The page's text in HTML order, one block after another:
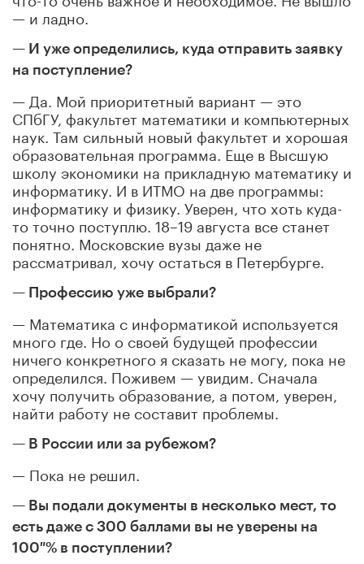
— и ладно.
— И уже определились, куда отправить заявку
на поступление?
— Да. Мой приоритетный вариант — это
СПбГУ, факультет математики и компьютерных
наук. Там сильный новый факультет и хорошая
образовательная программа. Еще в Высшую
школу экономики на прикладную математику и
информатику. И в ИТМО на две программы:
информатику и физику. Уверен, что хоть куда-
то точно поступлю. 18–19 августа все станет
понятно. Московские вузы даже не
рассматривал, хочу остаться в Петербурге.
— Профессию уже выбрали?
— Математика с информатикой используется
много где. Но о своей будущей профессии
ничего конкретного я сказать не могу, пока не
определился. Поживем — увидим. Сначала
хочу получить образование, а потом, уверен,
найти работу не составит проблемы.
— В России или за рубежом?
— Пока не решил.
— Вы подали документы в несколько мест, то
есть даже с 300 баллами вы не уверены на
100 % в поступлении?